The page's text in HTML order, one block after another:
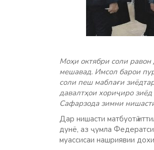
Моҳи октябри соли
мешавад. Имсол барои
соли пеш маблағи
давалтҳои хориҷиро
Сафарзода зимни
Дар нишасти матбуотӣ
дунё, аз ҷумла
муассисаи нашриявии